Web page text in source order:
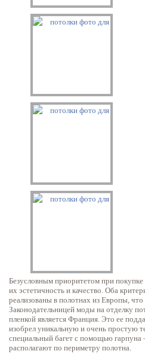
Безусловным приоритетом при
их эстетичность и качество. Оба
реализованы в полотнах из Европы,
Законодательницей моды на отделку
пленкой является Франция. Это ее
изобрел уникальную и очень простую
специальный багет с помощью
располагают по периметру полотна.